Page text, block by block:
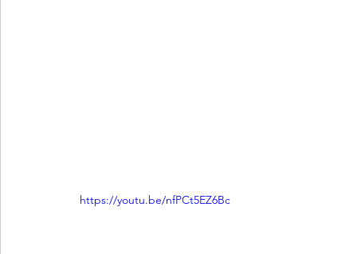
https://youtu.be/nfPCt5EZ6Bc